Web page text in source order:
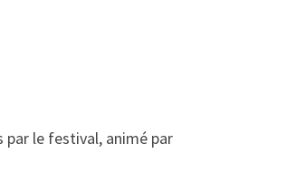
par le festival, animé par